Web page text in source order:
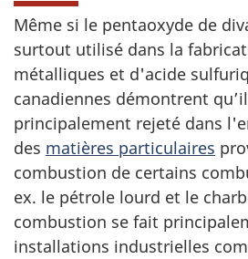
Même si le pentaoxyde de
surtout utilisé dans la
métalliques et d'acide
canadiennes démontrent
principalement rejeté dans
des matières particulaires
combustion de certains
ex. le pétrole lourd et le
combustion se fait
installations industrielles